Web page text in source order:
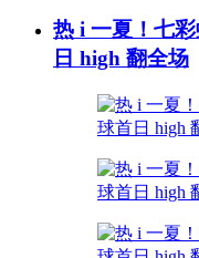
热 i 一夏！七
日 high 翻全场